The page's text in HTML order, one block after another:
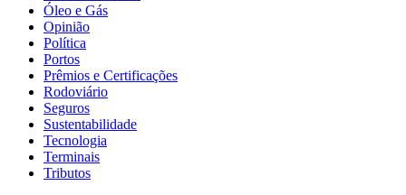
Óleo e Gás
Opinião
Política
Portos
Prêmios e Certificações
Rodoviário
Seguros
Sustentabilidade
Tecnologia
Terminais
Tributos